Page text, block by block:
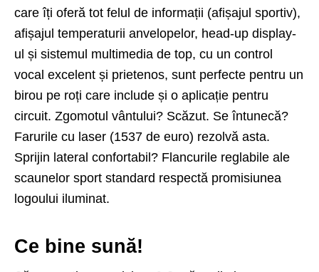
care îți oferă tot felul de informații (afișajul sportiv),
afișajul temperaturii anvelopelor, head-up display-
ul și sistemul multimedia de top, cu un control
vocal excelent și prietenos, sunt perfecte pentru un
birou pe roți care include și o aplicație pentru
circuit. Zgomotul vântului? Scăzut. Se întunecă?
Farurile cu laser (1537 de euro) rezolvă asta.
Sprijin lateral confortabil? Flancurile reglabile ale
scaunelor sport standard respectă promisiunea
logoului iluminat.
Ce bine sună!